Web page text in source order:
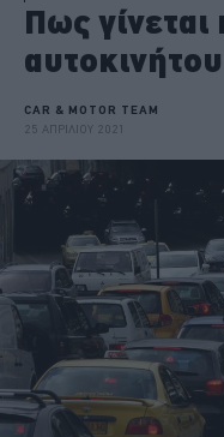
Πως γίνεται
αυτοκινήτου
CAR & MOTOR TEAM
25 ΑΠΡΙΛΙΟΥ 2021